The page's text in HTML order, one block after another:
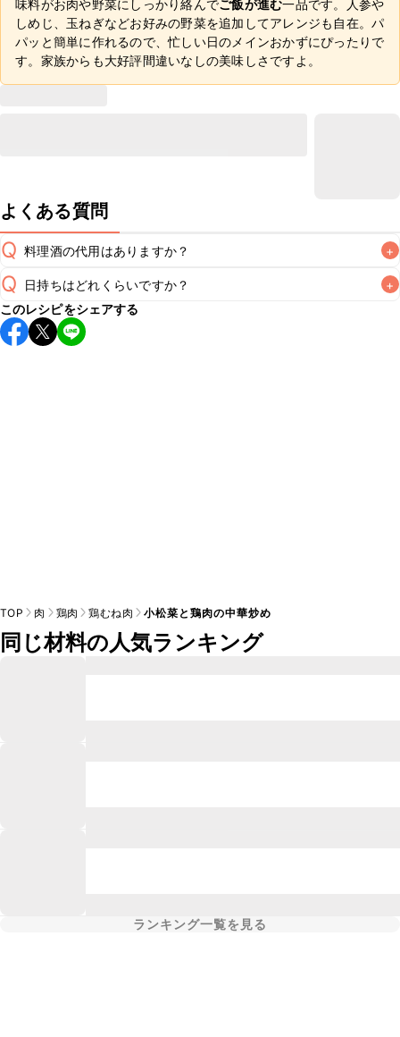
味料がお肉や野菜にしっかり絡んでご飯が進む一品です。人参や
しめじ、玉ねぎなどお好みの野菜を追加してアレンジも自在。パ
パッと簡単に作れるので、忙しい日のメインおかずにぴったりで
す。家族からも大好評間違いなしの美味しさですよ。
よくある質問
Q 料理酒の代用はありますか？ +
A
Q 日持ちはどれくらいですか？ +
保存期間は冷蔵で翌日中が目安です。なるべくお早めにお召
し上がりください。
このレシピをシェアする
TOP 肉 鶏肉 鶏むね肉 小松菜と鶏肉の中華炒め
同じ材料の人気ランキング
ランキング一覧を見る